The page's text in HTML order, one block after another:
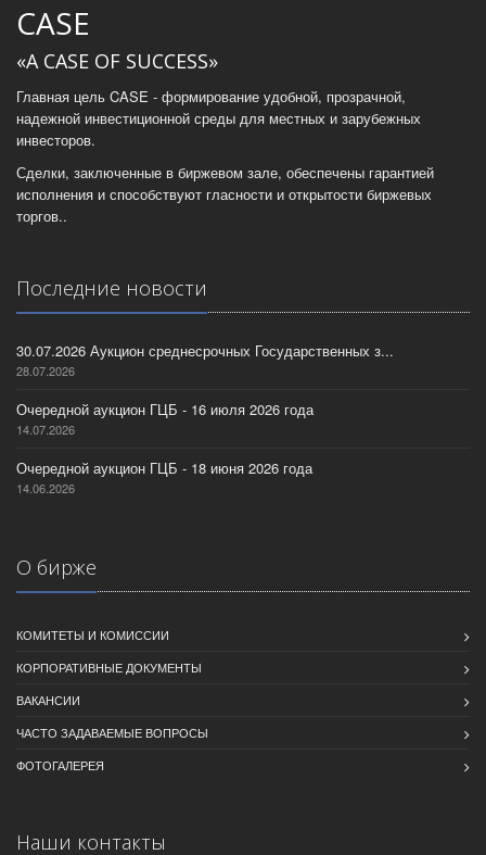
CASE
«A CASE OF SUCCESS»
Главная цель CASE - формирование удобной, прозрачной,
надежной инвестиционной среды для местных и зарубежных
инвесторов.
Сделки, заключенные в биржевом зале, обеспечены гарантией
исполнения и способствуют гласности и открытости биржевых
торгов..
Последние новости
30.07.2026 Аукцион среднесрочных Государственных з...
28.07.2026
Очередной аукцион ГЦБ - 16 июля 2026 года
14.07.2026
Очередной аукцион ГЦБ - 18 июня 2026 года
14.06.2026
О бирже
КОМИТЕТЫ И КОМИССИИ
КОРПОРАТИВНЫЕ ДОКУМЕНТЫ
ВАКАНСИИ
ЧАСТО ЗАДАВАЕМЫЕ ВОПРОСЫ
ФОТОГАЛЕРЕЯ
Наши контакты